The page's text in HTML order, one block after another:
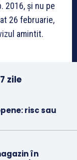
2016, și nu pe
26 februarie,
amintit.
zile
risc sau
în